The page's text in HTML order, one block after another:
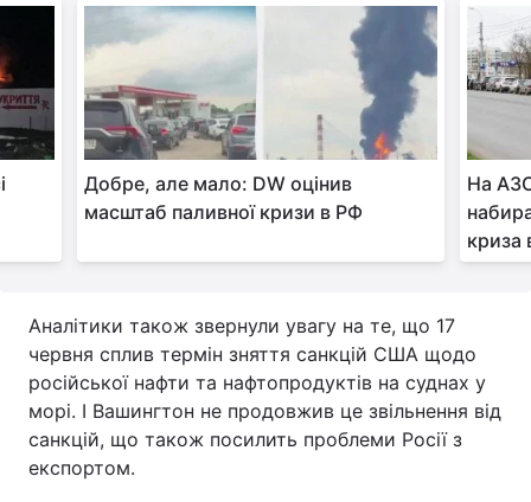
Добре, але мало: DW оцінив
масштаб паливної кризи в РФ
На
криза
Аналітики також звернули увагу на те, що 17
червня сплив термін зняття санкцій США щодо
російської нафти та нафтопродуктів на суднах у
морі. І Вашингтон не продовжив це звільнення від
санкцій, що також посилить проблеми Росії з
експортом.